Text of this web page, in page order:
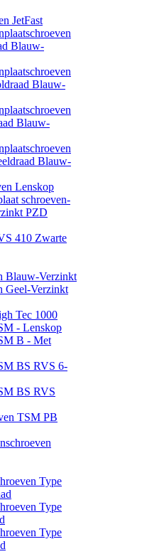
JetFast
Blauw-
Blauw-
Blauw-
Blauw-
Lenskop
schroeven-
PZD
410 Zwarte
Blauw-Verzinkt
Geel-Verzinkt
Tec 1000
- Lenskop
B - Met
BS RVS 6-
BS RVS
TSM PB
Type
Type
Type